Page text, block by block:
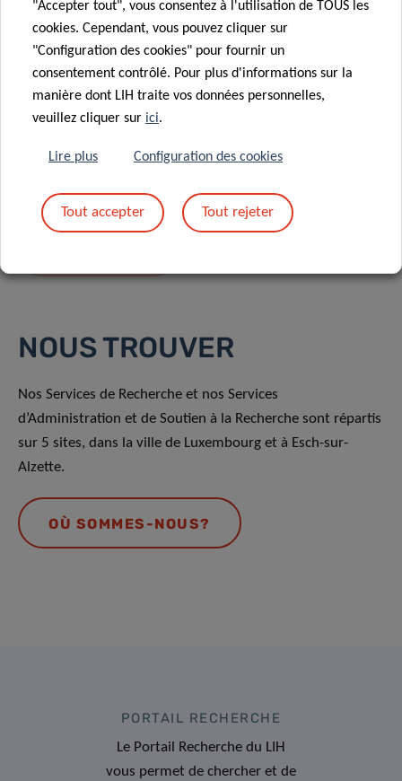
En envoyant votre message, vous acceptez
NOUS TROUVER
Nos Services de Recherche et nos Services
d’Administration et de Soutien à la Recherche sont répartis
sur 5 sites, dans la ville de Luxembourg et à Esch-sur-
Alzette.
OÙ SOMMES-NOUS?
PORTAIL RECHERCHE
Le Portail Recherche du LIH
vous permet de chercher et de
"Accepter tout", vous consentez à l'utilisation de TOUS les
cookies. Cependant, vous pouvez cliquer sur
"Configuration des cookies" pour fournir un
consentement contrôlé. Pour plus d'informations sur la
manière dont LIH traite vos données personnelles,
veuillez cliquer sur ici.
Lire plus Configuration des cookies
Tout accepter Tout rejeter